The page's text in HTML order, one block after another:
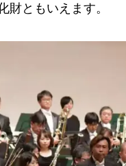
財ともいえます。